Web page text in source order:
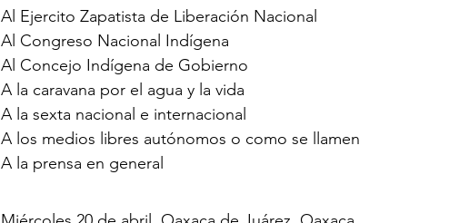
Al Ejercito Zapatista de Liberación Nacional
Al Congreso Nacional Indígena
Al Concejo Indígena de Gobierno
A la caravana por el agua y la vida
A la sexta nacional e internacional
A los medios libres autónomos o como se llamen
A la prensa en general